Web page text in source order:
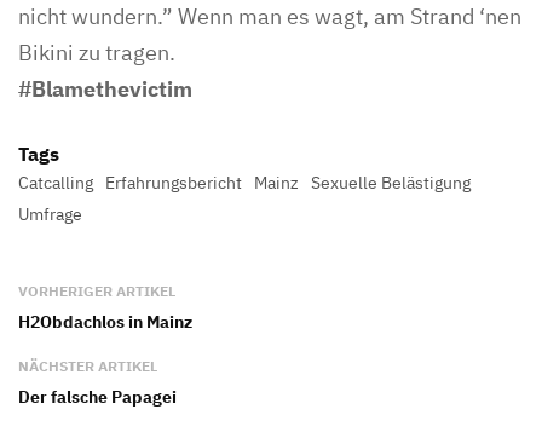
nicht wundern.” Wenn man es wagt, am Strand ‘nen
Bikini zu tragen.
#Blamethevictim
Tags
Catcalling Erfahrungsbericht Mainz
Sexuelle Belästigung
Umfrage
VORHERIGER ARTIKEL
H2Obdachlos in Mainz
NÄCHSTER ARTIKEL
Der falsche Papagei